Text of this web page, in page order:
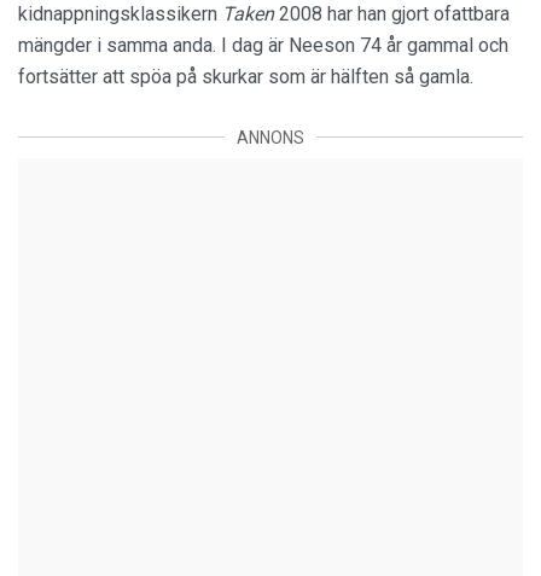
kidnappningsklassikern Taken2008 har han gjort ofattbara
mängder i samma anda. I dag är Neeson 74 år gammal och
fortsätter att spöa på skurkar som är hälften så gamla.
ANNONS